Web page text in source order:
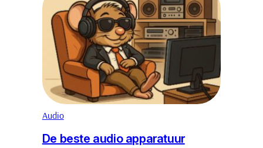
Audio
De beste audio apparatuur